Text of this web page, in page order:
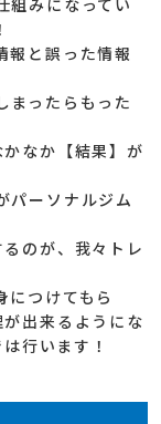
組みになってい
報と誤った情報
まったらもった
なか【結果】が
パーソナルジム
のが、我々トレ
につけてもら
出来るようにな
行います！